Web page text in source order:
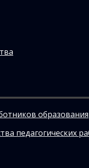
образования
педагогических